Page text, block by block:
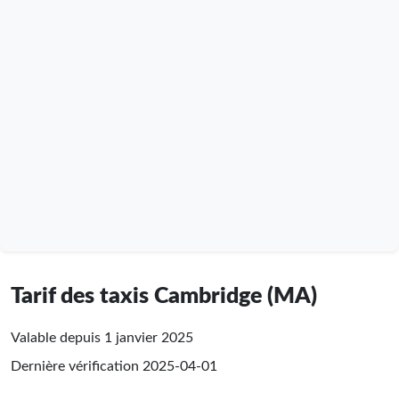
Tarif des taxis Cambridge (MA)
Valable depuis 1 janvier 2025
Dernière vérification 2025-04-01